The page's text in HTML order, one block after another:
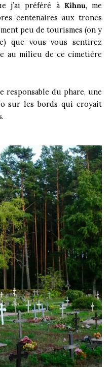
j’ai préféré à Kihnu, me
centenaires aux troncs
peu de tourismes (on y
que vous vous sentirez
au milieu de ce cimetière
responsable du phare, une
sur les bords qui croyait